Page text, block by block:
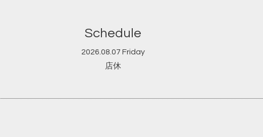
Schedule
2026.08.07 Friday
店休